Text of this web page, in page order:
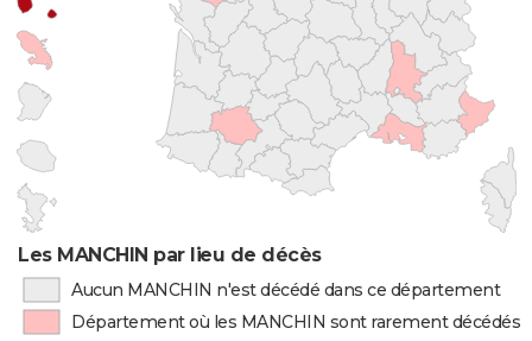
Les MANCHIN par lieu de décès
Aucun MANCHIN n'est décédé dans ce département
Département où les MANCHIN sont rarement décédés